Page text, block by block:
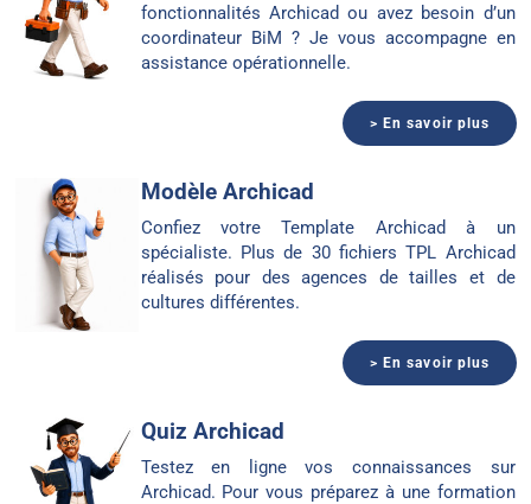
fonctionnalités Archicad ou avez besoin d’un
coordinateur BiM ? Je vous accompagne en
assistance opérationnelle.
> En savoir plus
Modèle Archicad
Confiez votre Template Archicad à un
spécialiste. Plus de 30 fichiers TPL Archicad
réalisés pour des agences de tailles et de
cultures différentes.
> En savoir plus
Quiz Archicad
Testez en ligne vos connaissances sur
Archicad. Pour vous préparez à une formation